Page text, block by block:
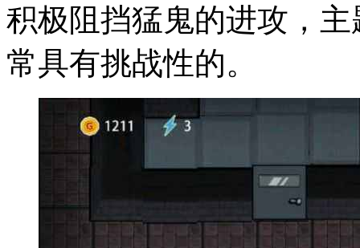
积极阻挡猛鬼的进攻，
常具有挑战性的。